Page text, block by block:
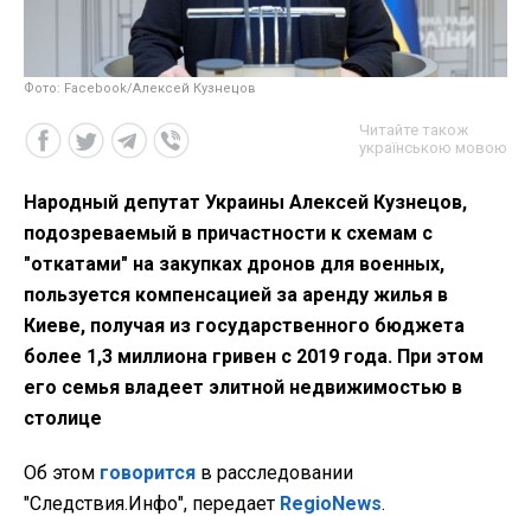
Фото: Facebook/Алексей Кузнецов
Читайте також
українською мовою
Народный депутат Украины Алексей Кузнецов,
подозреваемый в причастности к схемам с
"откатами" на закупках дронов для военных,
пользуется компенсацией за аренду жилья в
Киеве, получая из государственного бюджета
более 1,3 миллиона гривен с 2019 года. При этом
его семья владеет элитной недвижимостью в
столице
Об этом говорится в расследовании
"Следствия.Инфо", передает RegioNews.